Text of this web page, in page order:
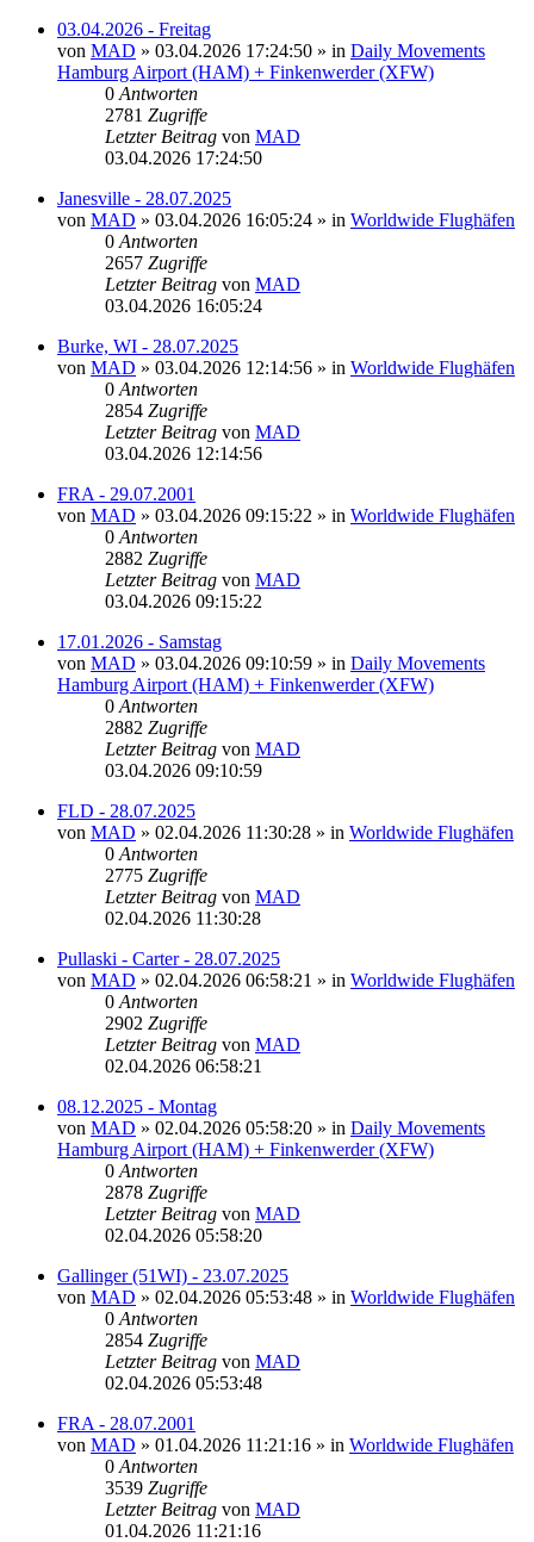
03.04.2026 - Freitag
von MAD » 03.04.2026 17:24:50 » in Daily Movements
Hamburg Airport (HAM) + Finkenwerder (XFW)
0 Antworten
2781 Zugriffe
Letzter Beitrag von MAD
03.04.2026 17:24:50
Janesville - 28.07.2025
von MAD » 03.04.2026 16:05:24 » in Worldwide Flughäfen
0 Antworten
2657 Zugriffe
Letzter Beitrag von MAD
03.04.2026 16:05:24
Burke, WI - 28.07.2025
von MAD » 03.04.2026 12:14:56 » in Worldwide Flughäfen
0 Antworten
2854 Zugriffe
Letzter Beitrag von MAD
03.04.2026 12:14:56
FRA - 29.07.2001
von MAD » 03.04.2026 09:15:22 » in Worldwide Flughäfen
0 Antworten
2882 Zugriffe
Letzter Beitrag von MAD
03.04.2026 09:15:22
17.01.2026 - Samstag
von MAD » 03.04.2026 09:10:59 » in Daily Movements
Hamburg Airport (HAM) + Finkenwerder (XFW)
0 Antworten
2882 Zugriffe
Letzter Beitrag von MAD
03.04.2026 09:10:59
FLD - 28.07.2025
von MAD » 02.04.2026 11:30:28 » in Worldwide Flughäfen
0 Antworten
2775 Zugriffe
Letzter Beitrag von MAD
02.04.2026 11:30:28
Pullaski - Carter - 28.07.2025
von MAD » 02.04.2026 06:58:21 » in Worldwide Flughäfen
0 Antworten
2902 Zugriffe
Letzter Beitrag von MAD
02.04.2026 06:58:21
08.12.2025 - Montag
von MAD » 02.04.2026 05:58:20 » in Daily Movements
Hamburg Airport (HAM) + Finkenwerder (XFW)
0 Antworten
2878 Zugriffe
Letzter Beitrag von MAD
02.04.2026 05:58:20
Gallinger (51WI) - 23.07.2025
von MAD » 02.04.2026 05:53:48 » in Worldwide Flughäfen
0 Antworten
2854 Zugriffe
Letzter Beitrag von MAD
02.04.2026 05:53:48
FRA - 28.07.2001
von MAD » 01.04.2026 11:21:16 » in Worldwide Flughäfen
0 Antworten
3539 Zugriffe
Letzter Beitrag von MAD
01.04.2026 11:21:16